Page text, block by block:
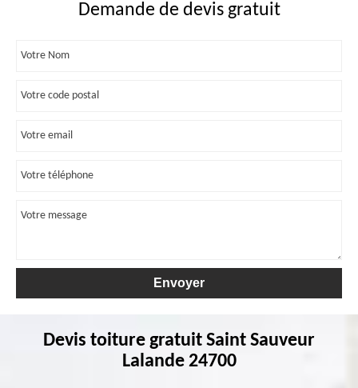
Demande de devis gratuit
Devis toiture gratuit Saint Sauveur
Lalande 24700